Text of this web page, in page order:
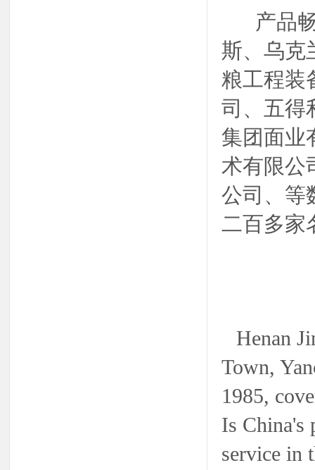
产品畅
斯、乌克
粮工程装
司、五得
集团面业
术有限公
公司、等
二百多家
Henan
Town,
1985,
Is China's
service in